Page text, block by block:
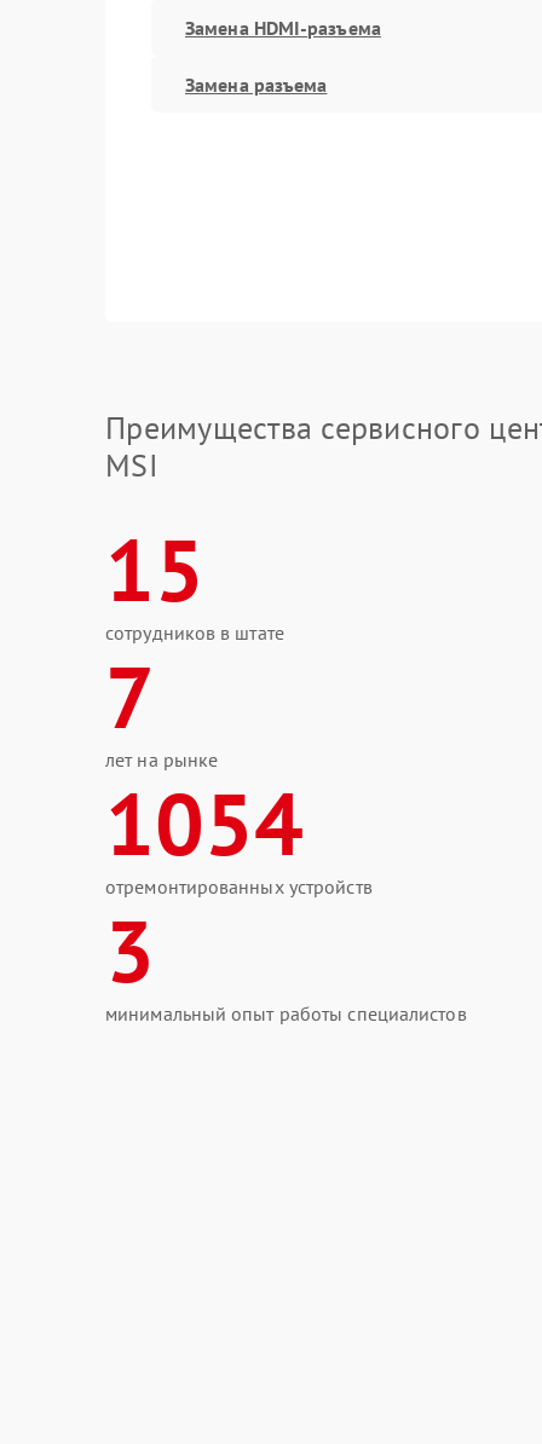
Замена HDMI-разъема
Замена разъема
Преимущества сервисного
MSI
15
сотрудников в штате
7
лет на рынке
1054
отремонтированных устройств
3
минимальный опыт работы специалистов